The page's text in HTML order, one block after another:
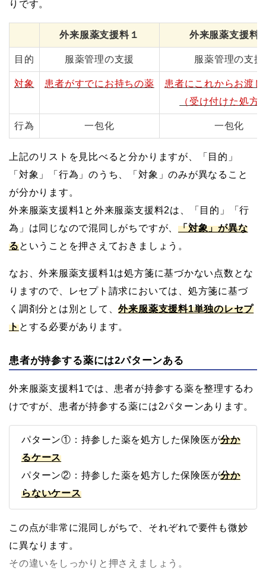
りです。
外来服薬支援料１ 外来服薬支援料
目的 服薬管理の支援 服薬管理の支援
対象 患者がすでにお持ちの薬
患者にこれからお渡
（受け付けた処方
行為 一包化 一包化
上記のリストを見比べると分かりますが、「目的」
「対象」「行為」のうち、「対象」のみが異なること
が分かります。
外来服薬支援料1と外来服薬支援料2は、「目的」「行
為」は同じなので混同しがちですが、「対象」が異な
るということを押さえておきましょう。
なお、外来服薬支援料1は処方箋に基づかない点数とな
りますので、レセプト請求においては、処方箋に基づ
く調剤分とは別として、外来服薬支援料1単独のレセプ
トとする必要があります。
患者が持参する薬には2パターンある
外来服薬支援料1では、患者が持参する薬を整理するわ
けですが、患者が持参する薬には2パターンあります。
パターン①：持参した薬を処方した保険医が分か
るケース
パターン②：持参した薬を処方した保険医が分か
らないケース
この点が非常に混同しがちで、それぞれで要件も微妙
に異なります。
その違いをしっかりと押さえましょう。